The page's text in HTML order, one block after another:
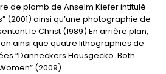
de plomb de Anselm Kiefer intitulé
(2001) ainsi qu’une photographie de
le Christ (1989) En arrière plan,
ainsi que quatre lithographies de
“Danneckers Hausgecko. Both
(2009)